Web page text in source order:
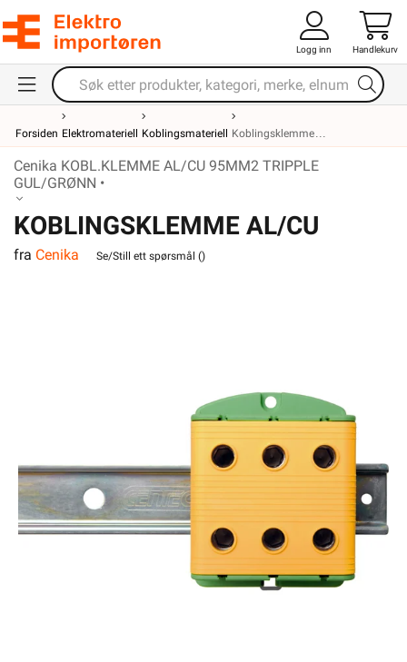
Logg inn Handlekurv
Forsiden Elektromateriell Koblingsmateriell Koblingsklemme
Cenika KOBL.KLEMME AL/CU 95MM2 TRIPPLE
GUL/GRØNN •
KOBLINGSKLEMME AL/CU
95MM2 TRIPPLE GUL/GRØNN
fra Cenika Se/Still ett spørsmål ()